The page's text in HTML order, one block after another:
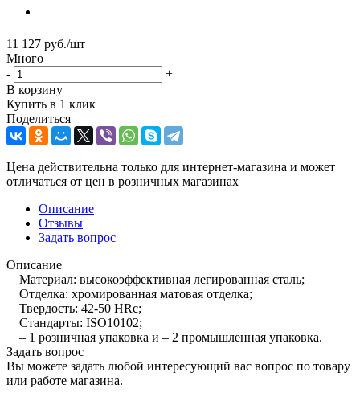
11 127 руб./шт
Много
-
+
В корзину
Купить в 1 клик
Поделиться
Цена действительна только для интернет-магазина и может
отличаться от цен в розничных магазинах
Описание
Отзывы
Задать вопрос
Описание
Материал: высокоэффективная легированная сталь;
Отделка: хромированная матовая отделка;
Твердость: 42-50 HRc;
Стандарты: ISO10102;
– 1 розничная упаковка и – 2 промышленная упаковка.
Задать вопрос
Вы можете задать любой интересующий вас вопрос по товару
или работе магазина.